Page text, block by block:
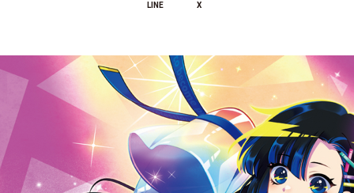
LINE X